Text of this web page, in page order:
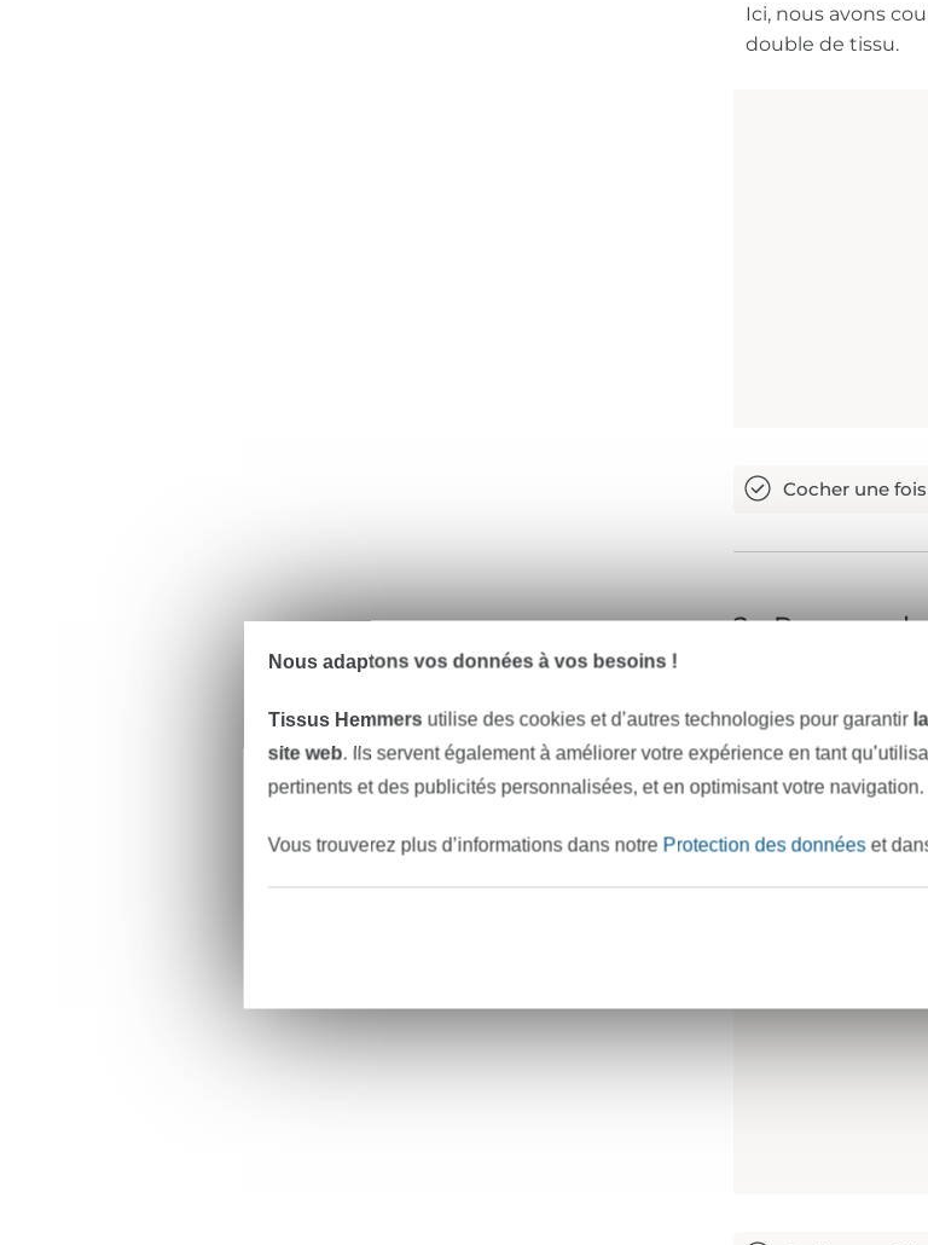
Ici, nous avons
double de tissu.
2 Repasser
Découpez le
Vliesofix selon les
Enfin, placez le
Nous adaptons vos données à vos besoins !
Tissus Hemmers utilise des cookies et d’autres technologies pour garantir
site web. Ils servent également à améliorer votre expérience en tant
pertinents et des publicités personnalisées, et en optimisant votre navigation.
Vous trouverez plus d’informations dans notre Protection des donnéeset